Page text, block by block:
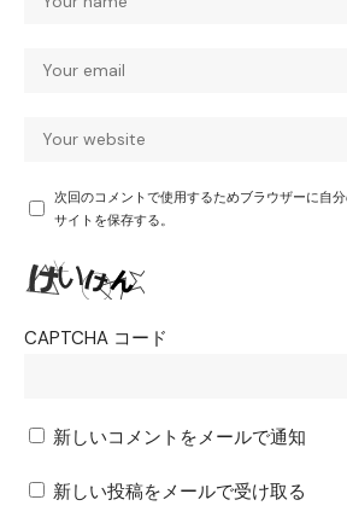
次回のコメントで使用するためブラウザーに自分
サイトを保存する。
CAPTCHA コード
新しいコメントをメールで通知
新しい投稿をメールで受け取る